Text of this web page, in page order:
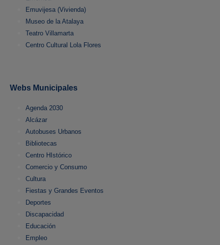
Emuvijesa (Vivienda)
Museo de la Atalaya
Teatro Villamarta
Centro Cultural Lola Flores
Webs Municipales
Agenda 2030
Alcázar
Autobuses Urbanos
Bibliotecas
Centro HIstórico
Comercio y Consumo
Cultura
Fiestas y Grandes Eventos
Deportes
Discapacidad
Educación
Empleo